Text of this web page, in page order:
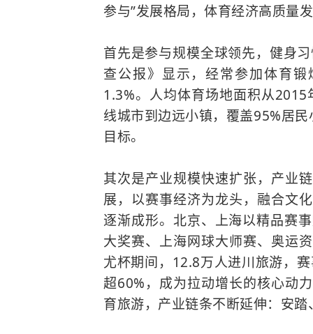
参与”发展格局，体育经济高质量
首先是参与规模全球领先，健身
查公报》显示，经常参加体育
1.3%。人均体育场地面积从
线城市到边远小镇，覆盖95%居民
目标。
其次是产业规模快速扩张，产业
展，以赛事经济为龙头，融合文
逐渐成形。北京、上海以精品赛
大奖赛、上海网球大师赛、奥运
尤杯期间，12.8万人进川旅游，
超60%，成为拉动增长的核心动
育旅游，产业链条不断延伸： 安踏